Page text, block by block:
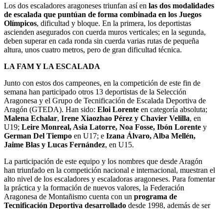
Los dos escaladores aragoneses triunfan así en las dos modalidades
de escalada que puntúan de forma combinada en los Juegos
Olímpicos, dificultad y bloque. En la primera, los deportistas
ascienden asegurados con cuerda muros verticales; en la segunda,
deben superar en cada ronda sin cuerda varias rutas de pequeña
altura, unos cuatro metros, pero de gran dificultad técnica.
LA FAM Y LA ESCALADA
Junto con estos dos campeones, en la competición de este fin de
semana han participado otros 13 deportistas de la Selección
Aragonesa y el Grupo de Tecnificación de Escalada Deportiva de
Aragón (GTEDA). Han sido: Eloi Lorente en categoría absoluta;
Malena Echalar, Irene Xiaozhao Pérez y Chavier Velilla, en
U19; Leire Monreal, Asia Latorre, Noa Fosse, Ibón Lorente y
German Del Tiempo en U17; e Izana Álvaro, Alba Mellén,
Jaime Blas y Lucas Fernández, en U15.
La participación de este equipo y los nombres que desde Aragón
han triunfado en la competición nacional e internacional, muestran el
alto nivel de los escaladores y escaladoras aragoneses. Para fomentar
la práctica y la formación de nuevos valores, la Federación
Aragonesa de Montañismo cuenta con un programa de
Tecnificación Deportiva desarrollado desde 1998, además de ser